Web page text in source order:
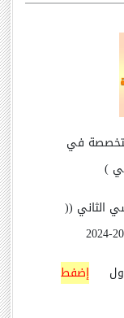
في
)
الثاني ((
إضفط